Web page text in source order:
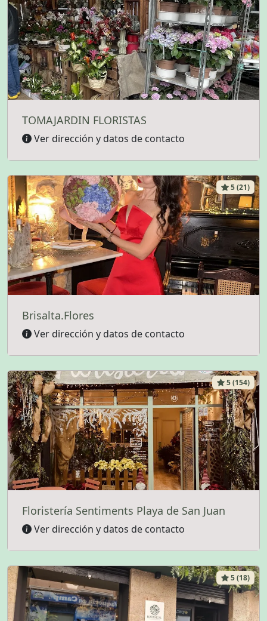
TOMAJARDIN FLORISTAS
Ver dirección y datos de contacto
5 (21)
Brisalta.Flores
Ver dirección y datos de contacto
5 (154)
Floristería Sentiments Playa de San Juan
Ver dirección y datos de contacto
5 (18)